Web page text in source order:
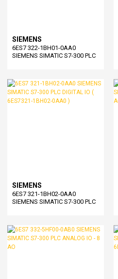
SIEMENS
6ES7 322-1BH01-0AA0
SIEMENS SIMATIC S7-300 PLC
SIEMENS
6ES7 321-1BH02-0AA0
SIEMENS SIMATIC S7-300 PLC